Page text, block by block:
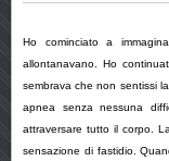
Ho cominciato a
allontanavano. Ho
sembrava che non sentissi
apnea senza nessuna
attraversare tutto il corpo.
sensazione di fastidio.